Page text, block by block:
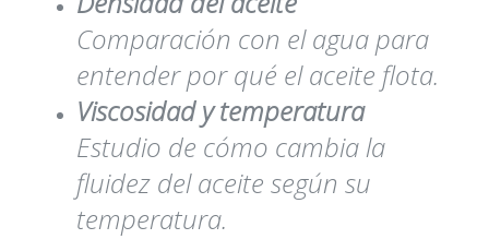
Comparación con el agua para
entender por qué el aceite flota.
Viscosidad y temperatura
Estudio de cómo cambia la
fluidez del aceite según su
temperatura.